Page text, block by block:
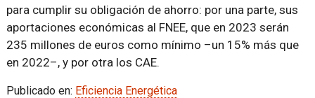
para cumplir su obligación de ahorro: por una parte, sus
aportaciones económicas al FNEE, que en 2023 serán
235 millones de euros como mínimo –un 15% más que
en 2022–, y por otra los CAE.
Publicado en: Eficiencia Energética